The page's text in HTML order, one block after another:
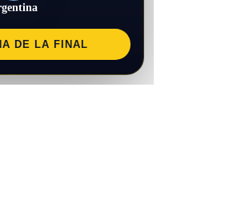
DE LA FINAL